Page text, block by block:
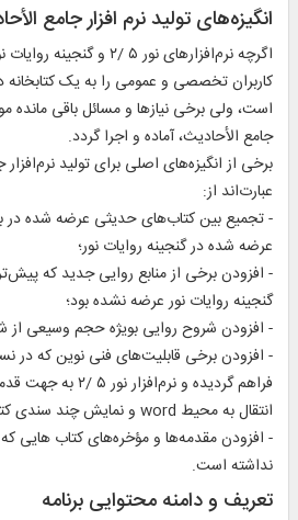
انگیزه‌های تولید نرم افزار جامع
اگرچه نرم‌افزارهای نور‌ ۵ /
کاربران تخصصی و عمومی را به یک
است، ولی برخی نیازها و مسائل باقی
جامع الأحادیث، آماده و اجرا گردد.
عبارت‌اند از:
عرضه شده در گنجینه روایات نور؛
گنجینه روایات نور عرضه نشده بود؛
- افزودن شروح روایی بویژه حجم وسیعی از
- افزودن برخی قابلیت‌های فنی نوین که در
فراهم گردیده و
انتقال به محیط word و نمایش چند سندی کتب و نتایج جستجو؛
نداشته است.
تعریف و دامنه محتوایی برنامه